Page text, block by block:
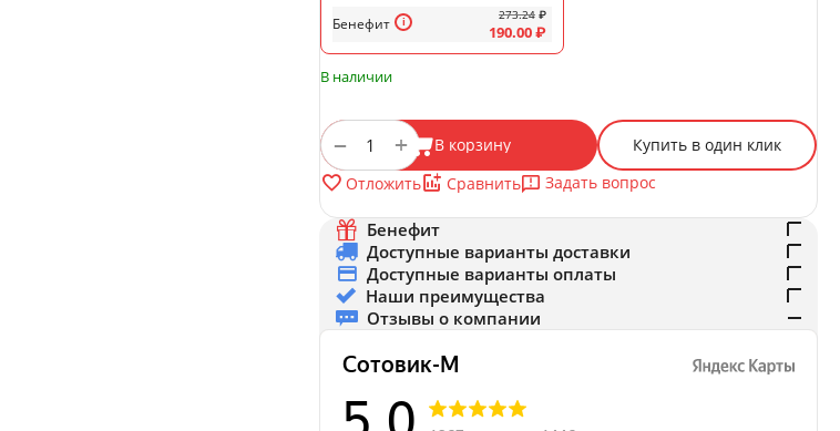
Бенефит
273.24 ₽
190.00₽
В наличии
+
− В корзину
Купить в один клик
Отложить
Сравнить Задать вопрос
Бенефит
Доступные варианты доставки
Доступные варианты оплаты
Наши преимущества
Отзывы о компании